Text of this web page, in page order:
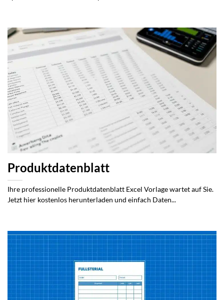
Produktdatenblatt
Ihre professionelle Produktdatenblatt Excel Vorlage wartet auf Sie.
Jetzt hier kostenlos herunterladen und einfach Daten...